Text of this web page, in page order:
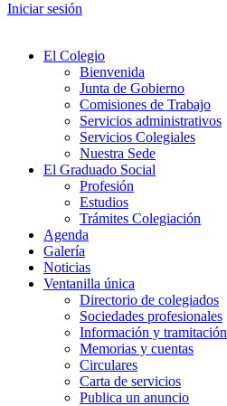
Iniciar sesión
El Colegio
Bienvenida
Junta de Gobierno
Comisiones de Trabajo
Servicios administrativos
Servicios Colegiales
Nuestra Sede
El Graduado Social
Profesión
Estudios
Trámites Colegiación
Agenda
Galería
Noticias
Ventanilla única
Directorio de colegiados
Sociedades profesionales
Información y tramitación
Memorias y cuentas
Circulares
Carta de servicios
Publica un anuncio